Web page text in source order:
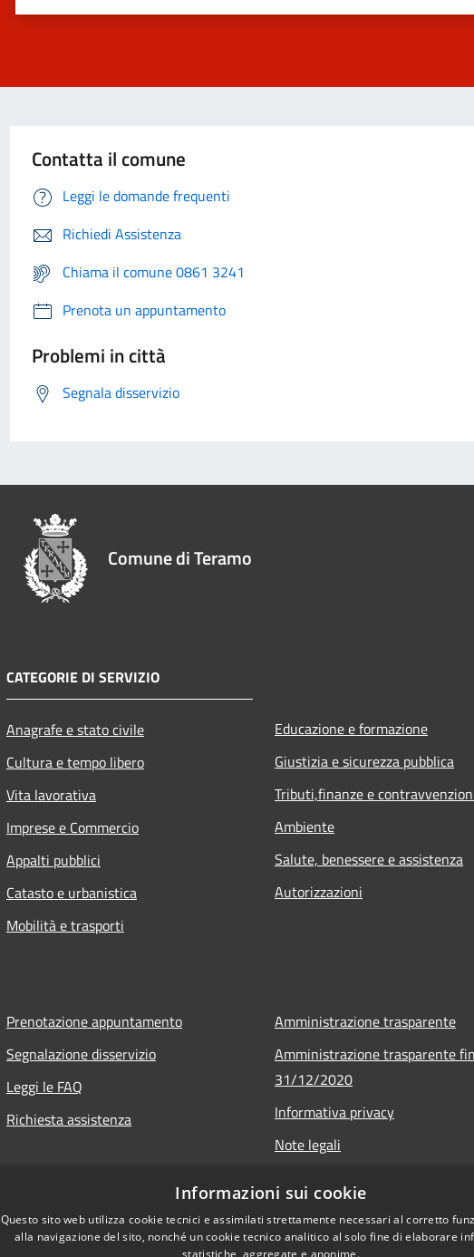
Contatta il comune
Leggi le domande frequenti
Richiedi Assistenza
Chiama il comune 0861 3241
Prenota un appuntamento
Problemi in città
Segnala disservizio
Comune di Teramo
CATEGORIE DI SERVIZIO
Anagrafe e stato civile
Cultura e tempo libero
Vita lavorativa
Imprese e Commercio
Appalti pubblici
Catasto e urbanistica
Mobilità e trasporti
Educazione e formazione
Giustizia e sicurezza pubblica
Tributi,finanze e
Ambiente
Salute, benessere e assistenza
Autorizzazioni
Prenotazione appuntamento
Segnalazione disservizio
Leggi le FAQ
Richiesta assistenza
Amministrazione trasparente
Amministrazione trasparente
31/12/2020
Informativa privacy
Note legali
Informazioni sui cookie
Questo sito web utilizza cookie tecnici e assimilati strettamente necessari al corretto
alla navigazione del sito, nonché un cookie tecnico analitico al solo fine di elaborare
statistiche, aggregate e anonime.